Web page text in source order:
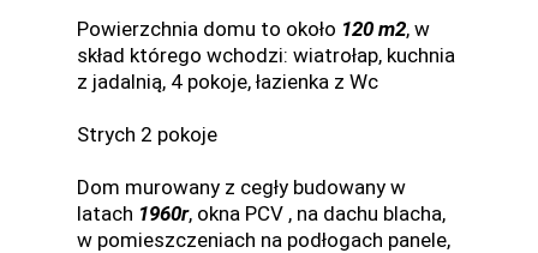
Powierzchnia domu to około 120 m2, w
skład którego wchodzi: wiatrołap, kuchnia
z jadalnią, 4 pokoje, łazienka z Wc
Strych 2 pokoje
Dom murowany z cegły budowany w
latach 1960r, okna PCV , na dachu blacha,
w pomieszczeniach na podłogach panele,